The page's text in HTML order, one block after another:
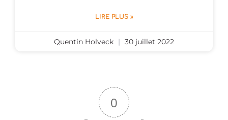
LIRE PLUS »
Quentin Holveck 30 juillet 2022
0